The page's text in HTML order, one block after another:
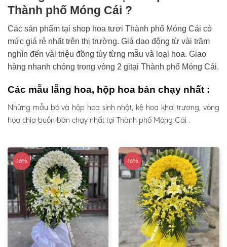
Thành phố Móng Cái ?
Các sản phẩm tại shop hoa tươi Thành phố Móng Cái có
mức giá rẻ nhất trên thị trường. Giá dao động từ vài trăm
nghìn đến vài triệu đồng tùy từng mẫu và loại hoa. Giao
hàng nhanh chóng trong vòng 2 gitại Thành phố Móng Cái.
Các mẫu lẵng hoa, hộp hoa bán chạy nhất :
Những mẫu bó và hộp hoa sinh nhật, kệ hoa khai trương, vòng
hoa chia buồn bán chạy nhất tại Thành phố Móng Cái .
-16% -16%